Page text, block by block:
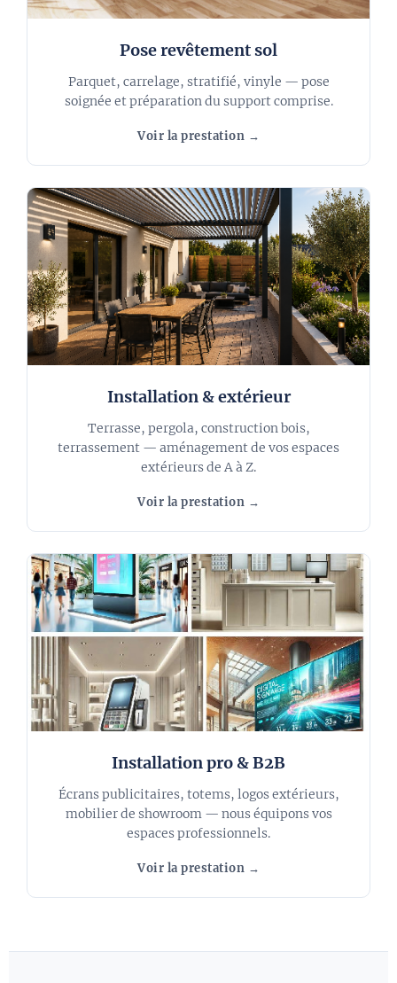
Pose revêtement sol
Parquet, carrelage, stratifié, vinyle — pose
soignée et préparation du support comprise.
Voir la prestation →
Installation & extérieur
Terrasse, pergola, construction bois,
terrassement — aménagement de vos espaces
extérieurs de A à Z.
Voir la prestation →
Installation pro & B2B
Écrans publicitaires, totems, logos extérieurs,
mobilier de showroom — nous équipons vos
espaces professionnels.
Voir la prestation →